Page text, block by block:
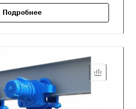
Подробнее